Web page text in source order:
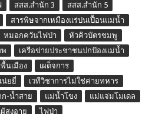
สสส.สำนัก 3
สสส.สำนัก 5
สารพิษจากเหมืองแร่ปนเปื้อนแม่น้ำ
หมอกควันไฟป่า
หัวคิวบัตรชมพู
เครือข่ายประชาชนปกป้องแม่น้ำ
นเมือง
เผด็จการ
น่ยยี่
เวทีวิชาการไม่ใช่ค่ายทหาร
ก-น้ำสาย แม่น้ำโขง
แม่แจ่มโมเดล
สูงอายุ ไฟป่า